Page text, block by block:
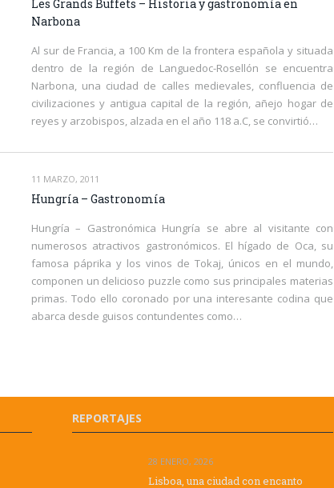
Les Grands Buffets – Historia y gastronomía en
Narbona
Al sur de Francia, a 100 Km de la frontera española y situada
dentro de la región de Languedoc-Rosellón se encuentra
Narbona, una ciudad de calles medievales, confluencia de
civilizaciones y antigua capital de la región, añejo hogar de
reyes y arzobispos, alzada en el año 118 a.C, se convirtió…
11 MARZO, 2011
Hungría – Gastronomía
Hungría – Gastronómica Hungría se abre al visitante con
numerosos atractivos gastronómicos. El hígado de Oca, su
famosa páprika y los vinos de Tokaj, únicos en el mundo,
componen un delicioso puzzle como sus principales materias
primas. Todo ello coronado por una interesante codina que
abarca desde guisos contundentes como…
REPORTAJES
28 ENERO, 2026
Lisboa, una ciudad con encanto